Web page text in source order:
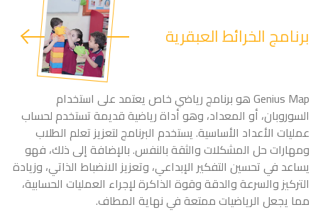
برنامج الخرائط العبقرية
Genius Map هو برنامج رياضي خاص يعتمد على استخدام
السوروبان، أو المعداد، وهو أداة رياضية قديمة تستخدم لحساب
عمليات الأعداد الأساسية. يستخدم البرنامج لتعزيز تعلم الطلاب
ومهارات حل المشكلات والثقة بالنفس. بالإضافة إلى ذلك، فهو
يساعد في تحسين التفكير الإبداعي، وتعزيز الانضباط الذاتي، وزيادة
التركيز والسرعة والدقة وقوة الذاكرة لإجراء العمليات الحسابية،
مما يجعل الرياضيات ممتعة في نهاية المطاف.